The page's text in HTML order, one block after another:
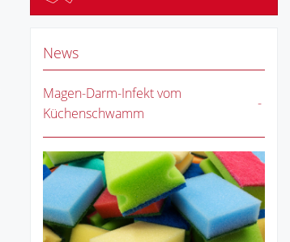
News
Magen-Darm-Infekt vom
Küchenschwamm